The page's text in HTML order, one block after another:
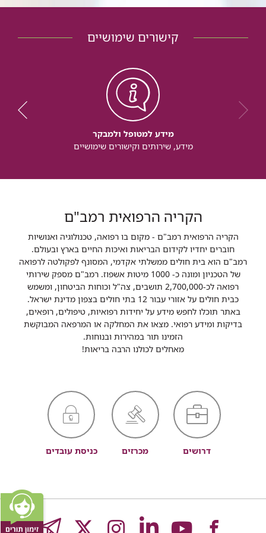
קישורים שימושיים
מידע למטופל ולמבקר
מידע, שירותים וקישורים שימושיים
הקריה הרפואית רמב"ם
הקריה הרפואית רמב"ם - מקום בו רפואה, טכנולוגיה ואנושיות
חוברים יחדיו לקידום הבריאות ואיכות החיים בארץ ובעולם.
רמב"ם הוא בית חולים ממשלתי אקדמי, המסונף לפקולטה לרפואה
של הטכניון ומונה כ- 1000 מיטות אשפוז. רמב"ם מספק שירותי
רפואה לכ-2,700,000 תושבים, צה"ל וכוחות הביטחון, ומשמש
כבית חולים על אזורי עבור 12 בתי חולים בצפון מדינת ישראל.
באתר תוכלו לחפש מידע על יחידות רפואיות, טיפולים, רופאים,
בדיקות ומידע רפואי. מצאו את המחלקה או המרפאה המבוקשת
הזמינו תור במהירות ובנוחות.
מאחלים לכולנו הרבה בריאות!
דרושים מכרזים כניסת עובדים